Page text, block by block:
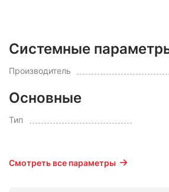
Системные
Производитель
Основные
Тип
Смотреть все параметры